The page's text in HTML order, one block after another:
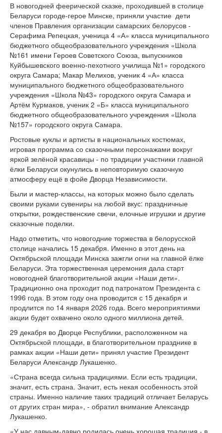
В новогодней феерической сказке, проходившей в столице
Беларуси городе-герое Минске, приняли участие дети
членов Правления организации самарских белорусов -
Серафима Репецкая, ученица 4 «А» класса муниципального
бюджетного общеобразовательного учреждения «Школа
№161 имени Героев Советского Союза, выпускников
Куйбышевского военно-пехотного училища №1» городского
округа Самара; Макар Мелихов, ученик 4 «А» класса
муниципального бюджетного общеобразовательного
учреждения «Школа №43» городского округа Самара и
Артём Курмаков, ученик 2 «Б» класса муниципального
бюджетного общеобразовательного учреждения «Школа
№157» городского округа Самара.
Ростовые куклы и артисты в национальных костюмах,
игровая программа со сказочными персонажами вокруг
яркой зелёной красавицы - по традиции участники главной
ёлки Беларуси окунулись в неповторимую сказочную
атмосферу ещё в фойе Дворца Независимости.
Были и мастер-классы, на которых можно было сделать
своими руками сувениры на любой вкус: праздничные
открытки, рождественские свечи, елочные игрушки и другие
сказочные поделки.
Надо отметить, что новогодние торжества в белорусской
столице начались 15 декабря. Именно в этот день на
Октябрьской площади Минска зажгли огни на главной ёлке
Беларуси. Эта торжественная церемония дала старт
новогодней благотворительной акции «Наши дети».
Традиционно она проходит под патронатом Президента с
1996 года. В этом году она проводится с 15 декабря и
продлится по 14 января 2026 года. Всего мероприятиями
акции будет охвачено около одного миллиона детей.
29 декабря во Дворце Республики, расположенном на
Октябрьской площади, в благотворительном празднике в
рамках акции «Наши дети» принял участие Президент
Беларуси Александр Лукашенко.
«Страна всегда сильна традициями. Если есть традиции,
значит, есть страна. Значит, есть некая особенность этой
страны. Именно наличие таких традиций отличает Беларусь
от других стран мира», - обратил внимание Александр
Лукашенко.
«У нас давным-давно родилась очень хорошая традиция - в